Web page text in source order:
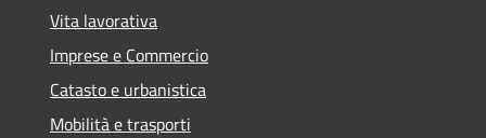
Vita lavorativa
Imprese e Commercio
Catasto e urbanistica
Mobilità e trasporti